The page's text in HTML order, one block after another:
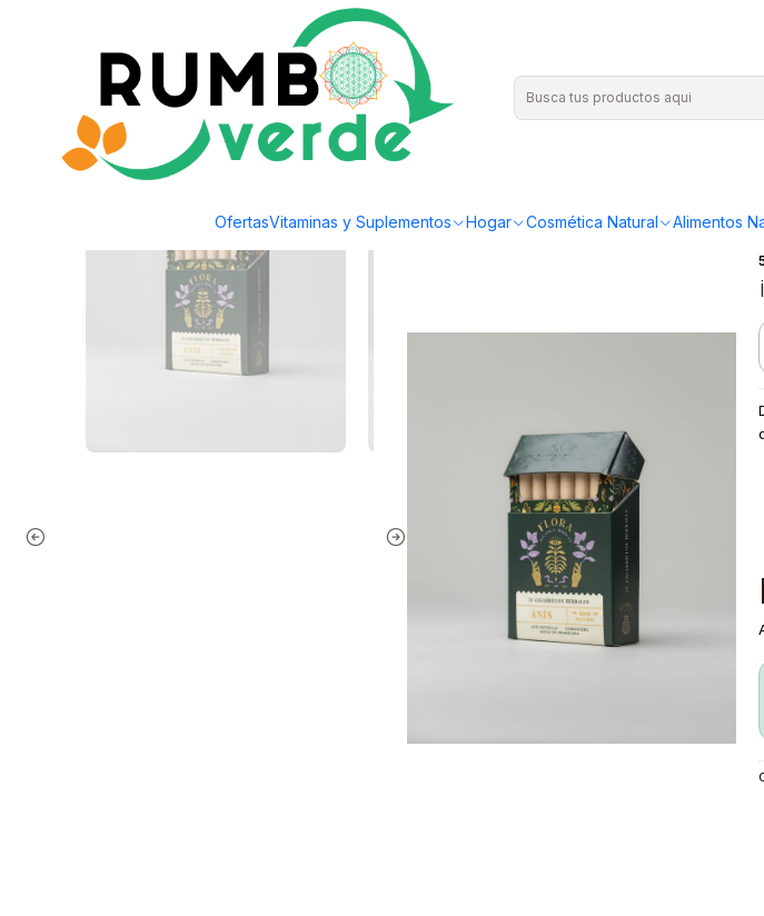
OfertasVitaminas y Suplementos Hogar Cosmética Natural Alimentos
Envío gratis por compras sobre los 59.990 en la provincia de Santiago
Plantas y Hierbas Hierbas Medicinales Flora - Cajetilla 20 Cigarrillos herbales Anis